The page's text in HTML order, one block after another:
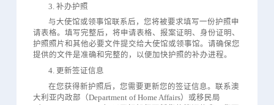
3. 补办护照
与大使馆或领事馆联系后，您将被要求填写一份护照申
请表格。填写完整后，将申请表格、报案证明、身份证明、
护照照片和其他必要文件提交给大使馆或领事馆。请确保您
提供的文件是准确和完整的，以便加快护照的补办进程。
4. 更新签证信息
在您获得新护照后，您需要更新您的签证信息。联系澳
大利亚内政部（Department of Home Affairs）或移民局